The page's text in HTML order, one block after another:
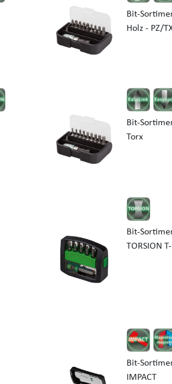
Bit-
Holz - PZ/
Bit-
Torx
Bit-
TORSION
Bit-
IMPACT